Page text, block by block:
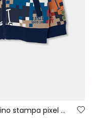
Giacca in felpa bambino stampa pixel multicolore